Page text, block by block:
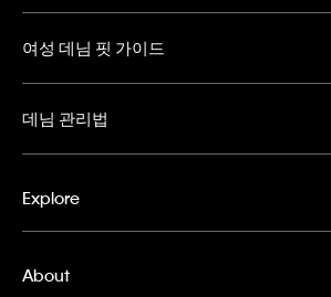
여성 데님 핏 가이드
데님 관리법
Explore
About